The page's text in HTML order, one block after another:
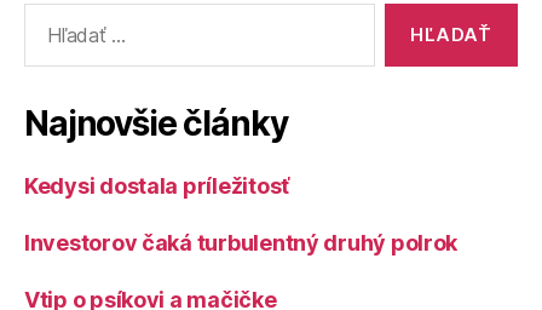
Najnovšie články
Kedysi dostala príležitosť
Investorov čaká turbulentný druhý polrok
Vtip o psíkovi a mačičke